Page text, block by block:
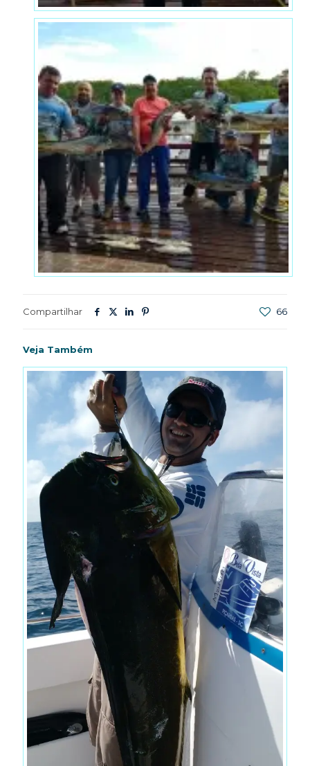
Compartilhar 66
Veja Também